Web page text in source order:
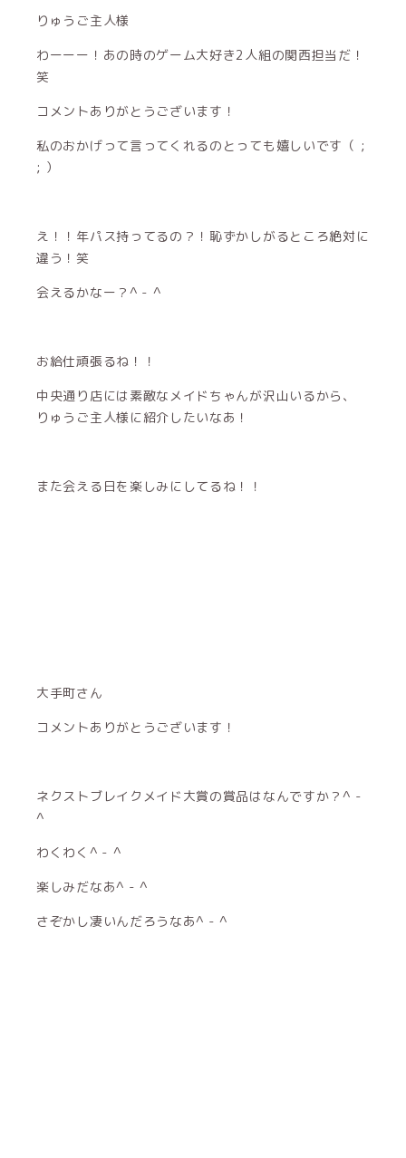
りゅうご主人様
わーーー！あの時のゲーム大好き2人組の関西担当だ！
笑
コメントありがとうございます！
私のおかげって言ってくれるのとっても嬉しいです（ ;
; ）
え！！年パス持ってるの？！恥ずかしがるところ絶対に
違う！笑
会えるかなー？^ - ^
お給仕頑張るね！！
中央通り店には素敵なメイドちゃんが沢山いるから、
りゅうご主人様に紹介したいなあ！
また会える日を楽しみにしてるね！！
大手町さん
コメントありがとうございます！
ネクストブレイクメイド大賞の賞品はなんですか？^ -
^
わくわく^ - ^
楽しみだなあ^ - ^
さぞかし凄いんだろうなあ^ - ^